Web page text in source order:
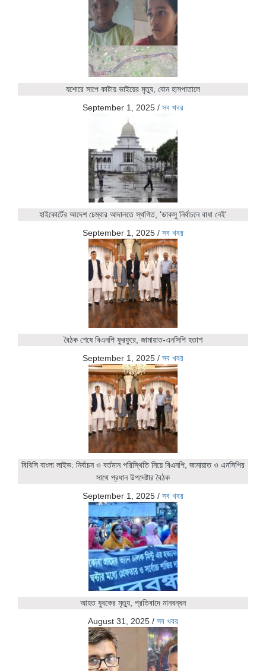
যশোরে সাপে কাটায় ভাইয়ের মৃত্যু, বোন হাসপাতালে
September 1, 2025 / সব খবর
হাইকোর্টের আদেশ চেম্বার আদালতে স্থগিত, 'ডাকসু নির্বাচনে বাধা নেই'
September 1, 2025 / সব খবর
বৈঠক শেষে বিএনপি ফুরফুরে, জামায়াত-এনসিপি হতাশ
September 1, 2025 / সব খবর
বিবিসি বাংলা লাইভ: নির্বাচন ও বর্তমান পরিস্থিতি নিয়ে বিএনপি, জামায়াত ও এনসিপির
সাথে প্রধান উপদেষ্টার বৈঠক
September 1, 2025 / সব খবর
আহত যুবকের মৃত্যু, প্রতিবাদে মানবন্ধন
August 31, 2025 / সব খবর